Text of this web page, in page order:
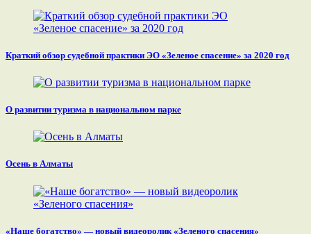
Краткий обзор судебной практики ЭО «Зеленое спасение» за 2020 год
О развитии туризма в национальном парке
Осень в Алматы
«Наше богатство» — новый видеоролик «Зеленого спасения»